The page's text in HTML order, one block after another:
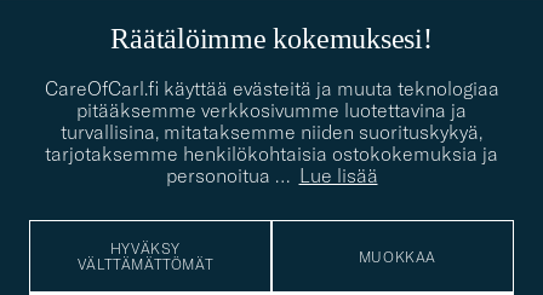
Räätälöimme kokemuksesi!
CareOfCarl.fi käyttää evästeitä ja muuta teknologiaa
pitääksemme verkkosivumme luotettavina ja
turvallisina, mitataksemme niiden suorituskykyä,
tarjotaksemme henkilökohtaisia ostokokemuksia ja
personoitua … Lue lisää
HYVÄKSY
VÄLTTÄMÄTTÖMÄT
MUOKKAA
contact@careofcarl.com
mielellämme!
PUKEUTUMISNEUVONTA
© Care of Carl 2026